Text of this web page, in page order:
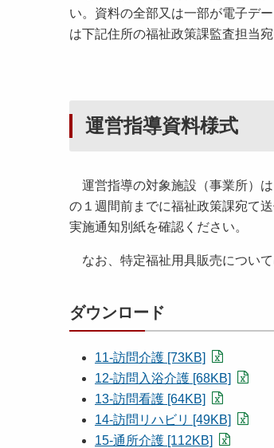
い。資料の全部又は一部が電子デ
は下記住所の福祉政策課監査担当
運営指導資料様式
運営指導の対象施設（事業所）
の１週間前までに福祉政策課宛て
実施通知別紙を確認ください。
なお、特定福祉用具販売について
ダウンロード
11-訪問介護 [73KB]
12-訪問入浴介護 [68KB]
13-訪問看護 [64KB]
14-訪問リハビリ [49KB]
15-通所介護 [112KB]